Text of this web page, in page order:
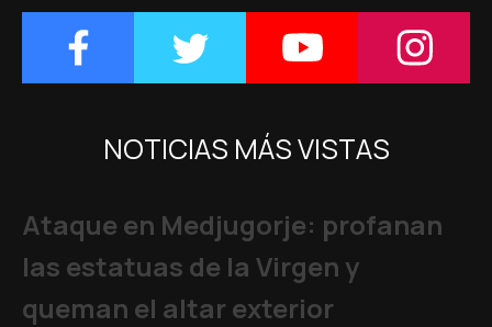
NOTICIAS MÁS VISTAS
Ataque en Medjugorje: profanan
las estatuas de la Virgen y
queman el altar exterior